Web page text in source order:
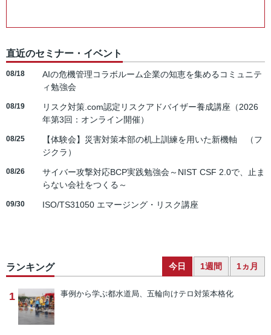
直近のセミナー・イベント
08/18
AIの危機管理コラボルーム企業の知恵を集めるコミュニテ
ィ勉強会
08/19
リスク対策.com認定リスクアドバイザー養成講座（2026
年第3回：オンライン開催）
08/25
【体験会】災害対策本部の机上訓練を用いた新機軸 （フ
ジクラ）
08/26
サイバー攻撃対応BCP実践勉強会～NIST CSF 2.0で、止ま
らない会社をつくる～
09/30 ISO/TS31050 エマージング・リスク講座
ランキング 今日 1週間 1ヵ月
1 事例から学ぶ都水道局、五輪向けテロ対策本格化